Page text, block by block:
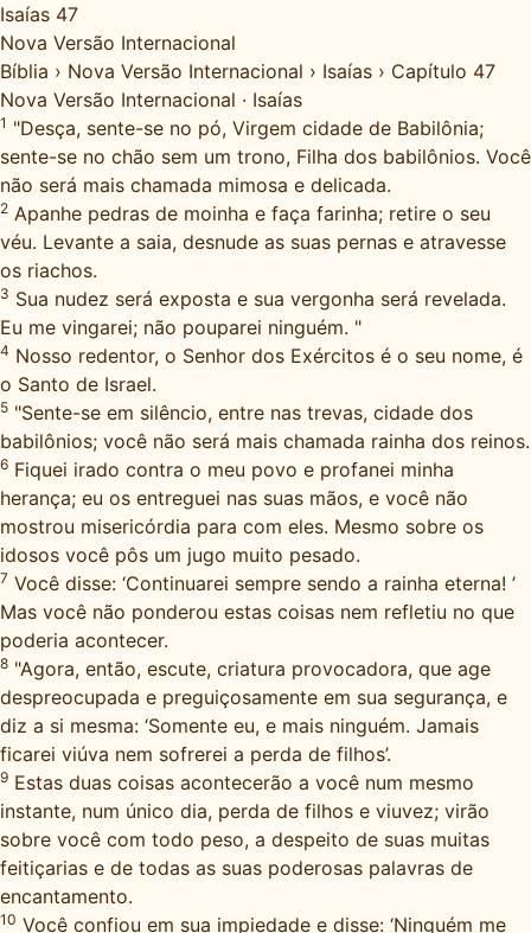
Isaías 47
Nova Versão Internacional
Bíblia › Nova Versão Internacional › Isaías › Capítulo 47
Nova Versão Internacional · Isaías
1 "Desça, sente-se no pó, Virgem cidade de Babilônia;
sente-se no chão sem um trono, Filha dos babilônios. Você
não será mais chamada mimosa e delicada.
2 Apanhe pedras de moinha e faça farinha; retire o seu
véu. Levante a saia, desnude as suas pernas e atravesse
os riachos.
3 Sua nudez será exposta e sua vergonha será revelada.
Eu me vingarei; não pouparei ninguém. "
4 Nosso redentor, o Senhor dos Exércitos é o seu nome, é
o Santo de Israel.
5 "Sente-se em silêncio, entre nas trevas, cidade dos
babilônios; você não será mais chamada rainha dos reinos.
6 Fiquei irado contra o meu povo e profanei minha
herança; eu os entreguei nas suas mãos, e você não
mostrou misericórdia para com eles. Mesmo sobre os
idosos você pôs um jugo muito pesado.
7 Você disse: ‘Continuarei sempre sendo a rainha eterna! ’
Mas você não ponderou estas coisas nem refletiu no que
poderia acontecer.
8 "Agora, então, escute, criatura provocadora, que age
despreocupada e preguiçosamente em sua segurança, e
diz a si mesma: ‘Somente eu, e mais ninguém. Jamais
ficarei viúva nem sofrerei a perda de filhos’.
9 Estas duas coisas acontecerão a você num mesmo
instante, num único dia, perda de filhos e viuvez; virão
sobre você com todo peso, a despeito de suas muitas
feitiçarias e de todas as suas poderosas palavras de
encantamento.
10 Você confiou em sua impiedade e disse: ‘Ninguém me